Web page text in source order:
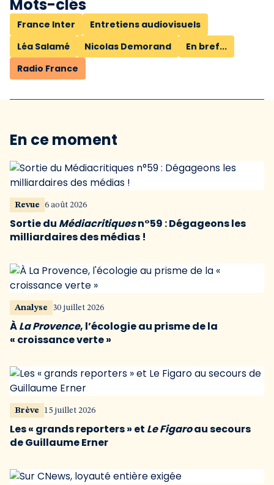
Mots-clés
France Inter
Entretiens audiovisuels
Léa Salamé
Nicolas Demorand
En bref...
Radio France
En ce moment
Revue 6 août 2026
Sortie du Médiacritiquesn°59 : Dégageons les
milliardaires des médias !
Analyse 30 juillet 2026
ÀLa Provence, l’écologie au prisme de la
« croissance verte »
Brève 15 juillet 2026
Les « grands reporters » et Le Figaroau secours
de Guillaume Erner